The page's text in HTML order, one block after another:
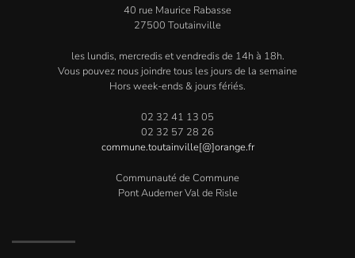
40 rue Maurice Rabasse
27500 Toutainville
les lundis, mercredis et vendredis de 14h à 18h.
Vous pouvez nous joindre tous les jours de la semaine
Hors week-ends & jours fériés.
02 32 41 13 05
02 32 57 28 26
commune.toutainville[@]orange.fr
Communauté de Commune
Pont Audemer Val de Risle